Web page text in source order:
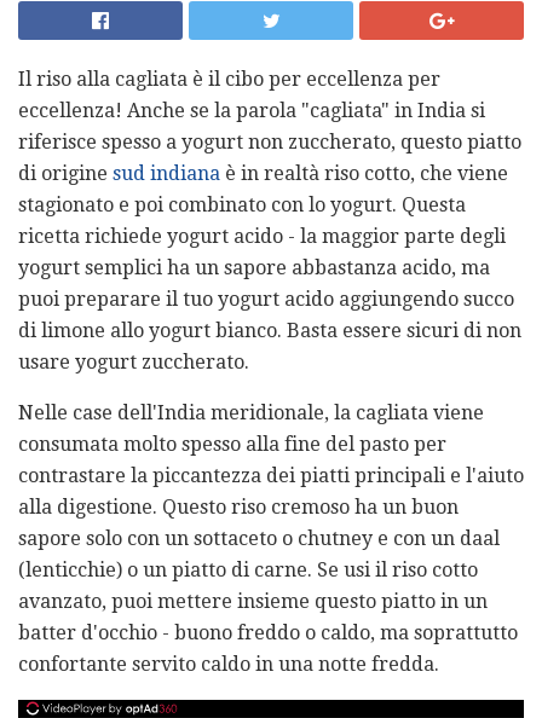
Il riso alla cagliata è il cibo per eccellenza per
eccellenza! Anche se la parola "cagliata" in India si
riferisce spesso a yogurt non zuccherato, questo piatto
di origine sud indiana è in realtà riso cotto, che viene
stagionato e poi combinato con lo yogurt. Questa
ricetta richiede yogurt acido - la maggior parte degli
yogurt semplici ha un sapore abbastanza acido, ma
puoi preparare il tuo yogurt acido aggiungendo succo
di limone allo yogurt bianco. Basta essere sicuri di non
usare yogurt zuccherato.
Nelle case dell'India meridionale, la cagliata viene
consumata molto spesso alla fine del pasto per
contrastare la piccantezza dei piatti principali e l'aiuto
alla digestione. Questo riso cremoso ha un buon
sapore solo con un sottaceto o chutney e con un daal
(lenticchie) o un piatto di carne. Se usi il riso cotto
avanzato, puoi mettere insieme questo piatto in un
batter d'occhio - buono freddo o caldo, ma soprattutto
confortante servito caldo in una notte fredda.